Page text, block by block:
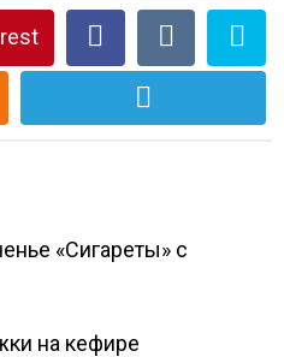
«Сигареты» с
на кефире